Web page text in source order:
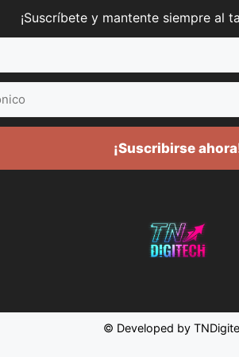
¡Suscríbete y mantente siempre al
¡Suscribirse